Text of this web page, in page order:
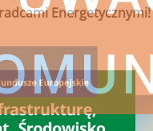
Energetycznymi!